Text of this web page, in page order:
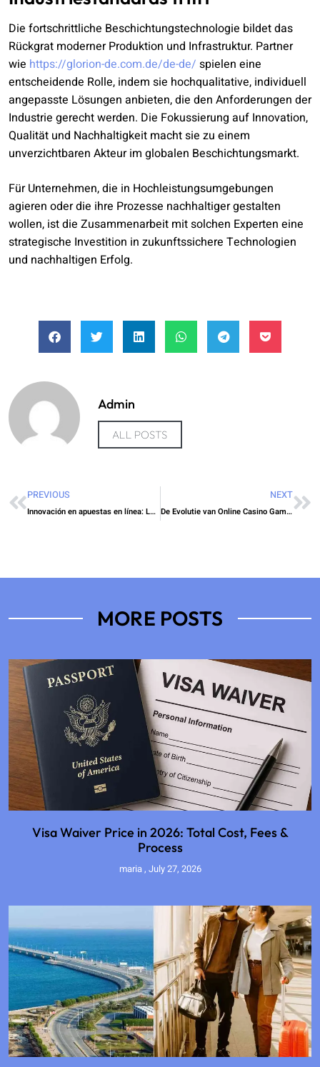
Die fortschrittliche Beschichtungstechnologie bildet das
Rückgrat moderner Produktion und Infrastruktur. Partner
wie https://glorion-de.com.de/de-de/ spielen eine
entscheidende Rolle, indem sie hochqualitative, individuell
angepasste Lösungen anbieten, die den Anforderungen der
Industrie gerecht werden. Die Fokussierung auf Innovation,
Qualität und Nachhaltigkeit macht sie zu einem
unverzichtbaren Akteur im globalen Beschichtungsmarkt.
Für Unternehmen, die in Hochleistungsumgebungen
agieren oder die ihre Prozesse nachhaltiger gestalten
wollen, ist die Zusammenarbeit mit solchen Experten eine
strategische Investition in zukunftssichere Technologien
und nachhaltigen Erfolg.
Admin
ALL POSTS
PREVIOUS
Innovación en apuestas en línea: La influencia de plataformas confiables en la experiencia del jugador
NEXT
De Evolutie van Online Casino Gaming: Trends en Toekomstperspectieven
MORE POSTS
Visa Waiver Price in 2026: Total Cost, Fees &
Process
maria July 27, 2026